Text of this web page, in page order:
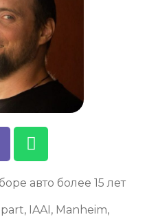
авто более 15 лет
IAAI, Manheim,